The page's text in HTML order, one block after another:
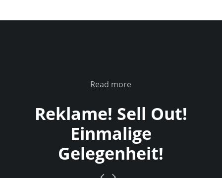
Read more
Reklame! Sell Out!
Einmalige
Gelegenheit!